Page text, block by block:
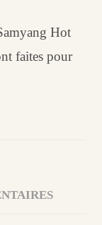
Hot
faites pour